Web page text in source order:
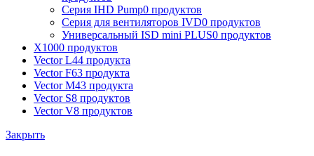
Серия IHD Pump0 продуктов
Серия для вентиляторов IVD0 продуктов
Универсальный ISD mini PLUS0 продуктов
X1000 продуктов
Vector L44 продукта
Vector F63 продукта
Vector M43 продукта
Vector S8 продуктов
Vector V8 продуктов
Закрыть